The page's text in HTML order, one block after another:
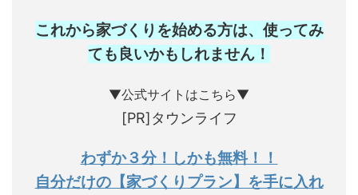
これから家づくりを始める方は、使ってみ
ても良いかもしれません ！
▼公式サイトはこちら▼
[PR]タウンライフ
わずか３分！しかも無料！！
自分だけの【家づくりプラン】を手に入れ